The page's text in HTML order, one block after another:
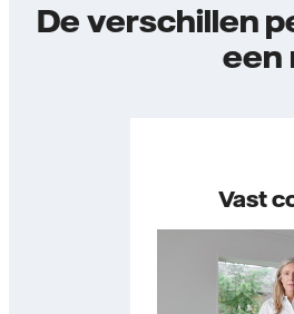
De verschillen
een
Vast